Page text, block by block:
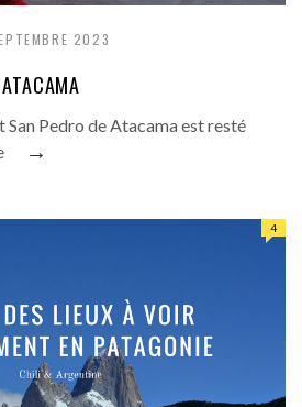
2023
San Pedro de Atacama est resté
→
4